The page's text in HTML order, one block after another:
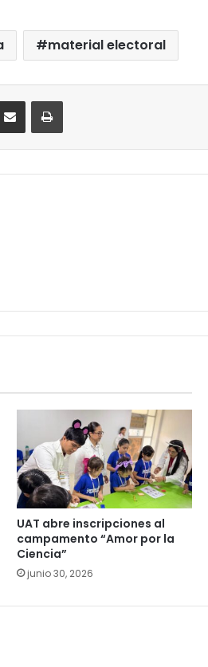
material electoral
Compartir por correo electrónicoImprimir
UAT abre inscripciones al
campamento “Amor por la
Ciencia”
junio 30, 2026